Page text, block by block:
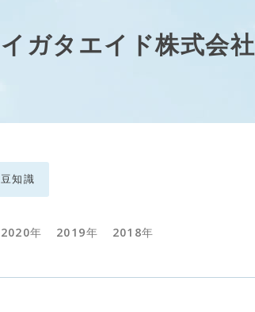
ガタエイド株式会社
豆知識
2020年 2019年 2018年